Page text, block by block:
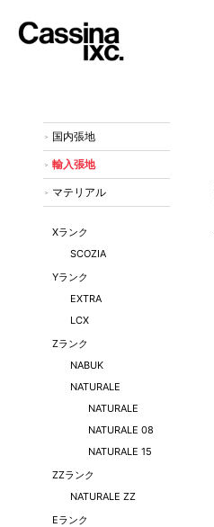
国内張地
輸入張地
マテリアル
Xランク
SCOZIA
Yランク
EXTRA
LCX
Zランク
NABUK
NATURALE
NATURALE
NATURALE 08
NATURALE 15
ZZランク
NATURALE ZZ
Eランク